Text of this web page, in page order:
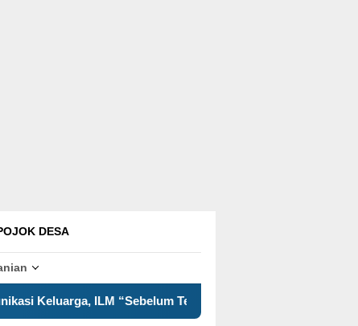
DESA
Terlambat” Hadirkan Pesan Reflektif